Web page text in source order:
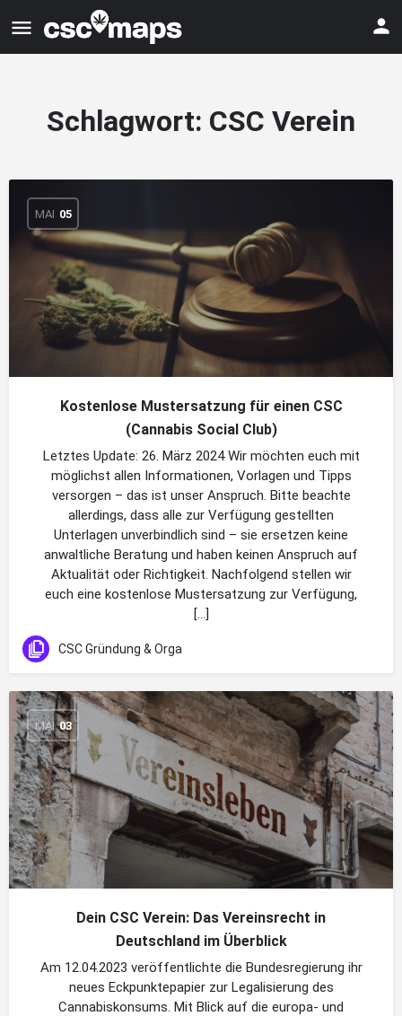
Schlagwort: CSC Verein
MAI 05
Kostenlose Mustersatzung für einen CSC
(Cannabis Social Club)
Letztes Update: 26. März 2024 Wir möchten euch mit
möglichst allen Informationen, Vorlagen und Tipps
versorgen – das ist unser Anspruch. Bitte beachte
allerdings, dass alle zur Verfügung gestellten
Unterlagen unverbindlich sind – sie ersetzen keine
anwaltliche Beratung und haben keinen Anspruch auf
Aktualität oder Richtigkeit. Nachfolgend stellen wir
euch eine kostenlose Mustersatzung zur Verfügung,
[…]
CSC Gründung & Orga
MAI 03
Dein CSC Verein: Das Vereinsrecht in
Deutschland im Überblick
Am 12.04.2023 veröffentlichte die Bundesregierung ihr
neues Eckpunktepapier zur Legalisierung des
Cannabiskonsums. Mit Blick auf die europa- und